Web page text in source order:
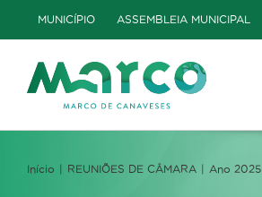
to
content
MUNICÍPIO ASSEMBLEIA MUNICIPAL
Início REUNIÕES DE CÂMARA Ano 2025